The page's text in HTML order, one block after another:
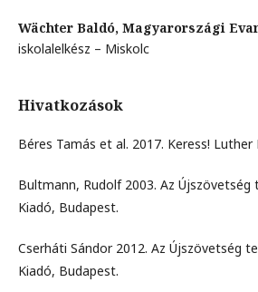
Wächter Baldó, Magyarországi
iskolalelkész – Miskolc
Hivatkozások
Béres Tamás et al. 2017. Keress!
Bultmann, Rudolf 2003. Az Újszövetség
Kiadó, Budapest.
Cserháti Sándor 2012. Az Újszövetség
Kiadó, Budapest.